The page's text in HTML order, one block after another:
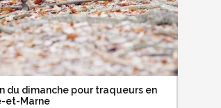
du dimanche pour traqueurs en
et-Marne